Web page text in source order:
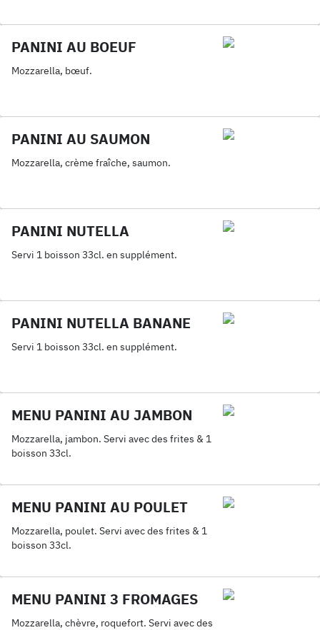
PANINI AU BOEUF
Mozzarella, bœuf.
PANINI AU SAUMON
Mozzarella, crème fraîche, saumon.
PANINI NUTELLA
Servi 1 boisson 33cl. en supplément.
PANINI NUTELLA BANANE
Servi 1 boisson 33cl. en supplément.
MENU PANINI AU JAMBON
Mozzarella, jambon. Servi avec des frites & 1
boisson 33cl.
MENU PANINI AU POULET
Mozzarella, poulet. Servi avec des frites & 1
boisson 33cl.
MENU PANINI 3 FROMAGES
Mozzarella, chèvre, roquefort. Servi avec des